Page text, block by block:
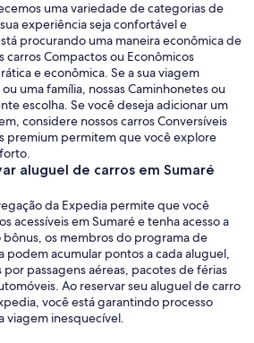
uma variedade de categorias de
experiência seja confortável e
procurando uma maneira econômica de
carros Compactos ou Econômicos
e econômica. Se a sua viagem
uma família, nossas Caminhonetes ou
escolha. Se você deseja adicionar um
considere nossos carros Conversíveis
premium permitem que você explore
aluguel de carros em Sumaré
da Expedia permite que você
acessíveis em Sumaré e tenha acesso a
bônus, os membros do programa de
podem acumular pontos a cada aluguel,
passagens aéreas, pacotes de férias
Ao reservar seu aluguel de carro
você está garantindo processo
viagem inesquecível.